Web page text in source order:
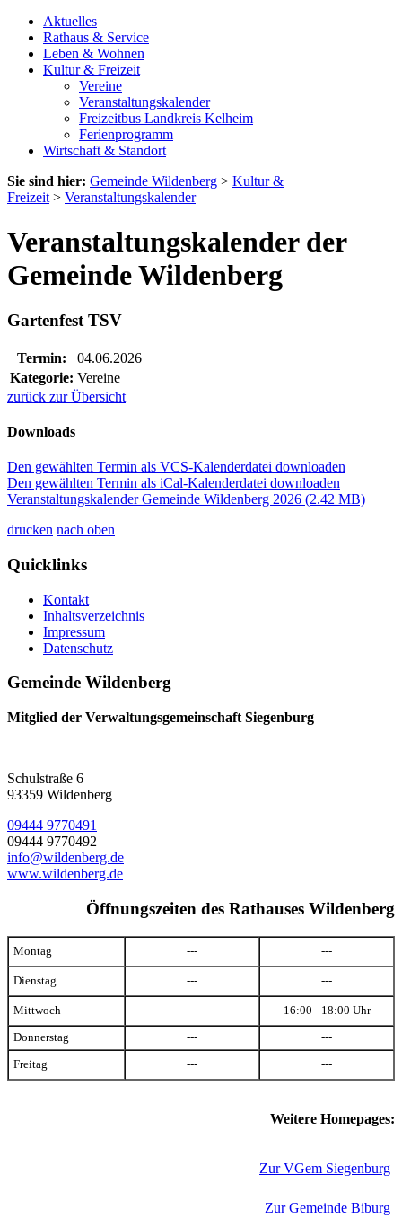
Aktuelles
Rathaus & Service
Leben & Wohnen
Kultur & Freizeit
Vereine
Veranstaltungskalender
Freizeitbus Landkreis Kelheim
Ferienprogramm
Wirtschaft & Standort
Sie sind hier: Gemeinde Wildenberg > Kultur &
Freizeit > Veranstaltungskalender
Veranstaltungskalender der
Gemeinde Wildenberg
Gartenfest TSV
Termin:
04.06.2026
Kategorie: Vereine
zurück zur Übersicht
Downloads
Den gewählten Termin als VCS-Kalenderdatei downloaden
Den gewählten Termin als iCal-Kalenderdatei downloaden
Veranstaltungskalender Gemeinde Wildenberg 2026 (2.42 MB)
drucken nach oben
Quicklinks
Kontakt
Inhaltsverzeichnis
Impressum
Datenschutz
Gemeinde Wildenberg
Mitglied der Verwaltungsgemeinschaft Siegenburg
Schulstraße 6
93359 Wildenberg
09444 9770491
09444 9770492
info@wildenberg.de
www.wildenberg.de
Öffnungszeiten des Rathauses Wildenberg
Montag --- ---
Dienstag --- ---
Mittwoch --- 16:00 - 18:00 Uhr
Donnerstag --- ---
Freitag --- ---
Weitere Homepages:
Zur VGem Siegenburg
Zur Gemeinde Biburg